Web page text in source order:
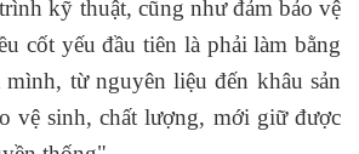
kỹ thuật, cũng như đảm bảo vệ
cốt yếu đầu tiên là phải làm bằng
mình, từ nguyên liệu đến khâu sản
vệ sinh, chất lượng, mới giữ được